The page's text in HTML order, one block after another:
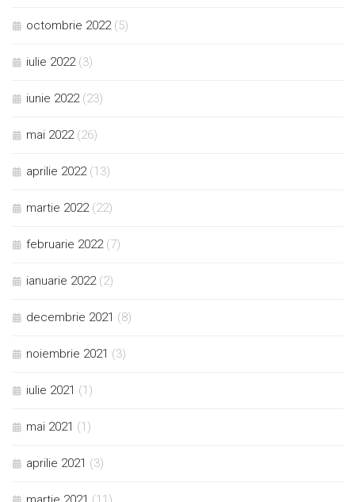
octombrie 2022(5)
iulie 2022(3)
iunie 2022(23)
mai 2022(26)
aprilie 2022(13)
martie 2022(22)
februarie 2022(7)
ianuarie 2022(2)
decembrie 2021 (8)
noiembrie 2021 (3)
iulie 2021 (1)
mai 2021 (1)
aprilie 2021 (3)